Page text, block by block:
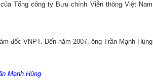
Tổng công ty Bưu chính Viễn thông Việt Nam
đốc VNPT. Đến năm 2007, ông Trần Mạnh Hùng
Mạnh Hùng